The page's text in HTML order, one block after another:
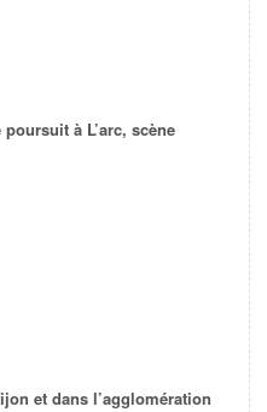
à L’arc, scène
et dans l’agglomération